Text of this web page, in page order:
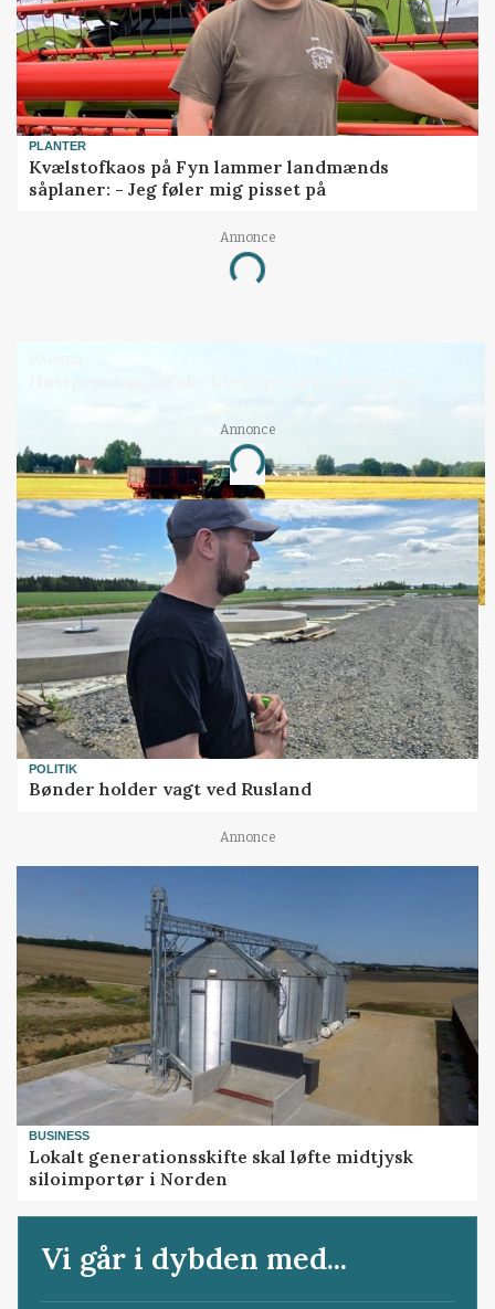
PLANTER
Kvælstofkaos på Fyn lammer landmænds
såplaner: - Jeg føler mig pisset på
Annonce
Loading...
Annonce
Loading...
POLITIK
Bønder holder vagt ved Rusland
Annonce
BUSINESS
Lokalt generationsskifte skal løfte midtjysk
siloimportør i Norden
Vi går i dybden med...